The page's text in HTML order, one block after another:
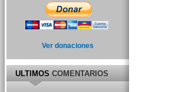
Ver donaciones
ULTIMOSCOMENTARIOS